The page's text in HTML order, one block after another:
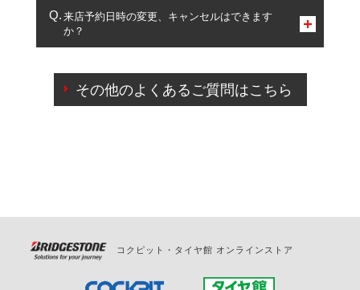
複数サービスのご予約は可能です。
一部の商品・サービスの組み合わせに限り、同時にご予約が
出来ないものもございます。
来店予約日時の変更、キャンセルはできます
か？
ご来店予約日の3営業日前を過ぎている場合のご予約
の日時変更につきましては、直接ご予約の店舗まで
その他のよくあるご質問はこちら
コクピット・タイヤ館 オンラインストア